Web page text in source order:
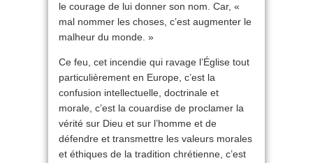
le courage de lui donner son nom. Car, «
mal nommer les choses, c’est augmenter le
malheur du monde. »
Ce feu, cet incendie qui ravage l’Église tout
particulièrement en Europe, c’est la
confusion intellectuelle, doctrinale et
morale, c’est la couardise de proclamer la
vérité sur Dieu et sur l’homme et de
défendre et transmettre les valeurs morales
et éthiques de la tradition chrétienne, c’est